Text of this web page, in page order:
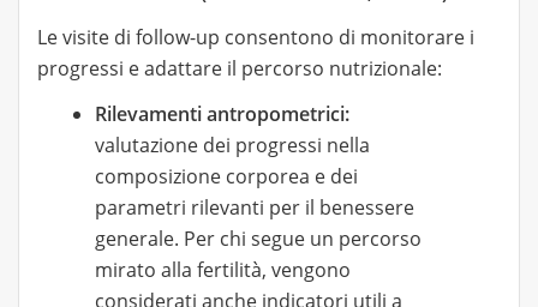
Le visite di follow-up consentono di monitorare i
progressi e adattare il percorso nutrizionale:
Rilevamenti antropometrici:
valutazione dei progressi nella
composizione corporea e dei
parametri rilevanti per il benessere
generale. Per chi segue un percorso
mirato alla fertilità, vengono
considerati anche indicatori utili a